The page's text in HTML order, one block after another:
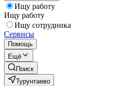
Ищу работу
Ищу работу
Ищу сотрудника
Сервисы
Помощь
Ещё
Поиск
Турунтаево